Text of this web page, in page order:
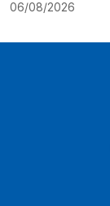
06/08/2026